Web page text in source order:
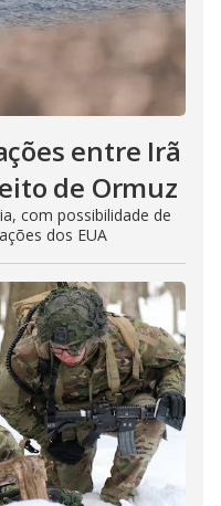
entre Irã
de Ormuz
com possibilidade de
dos EUA